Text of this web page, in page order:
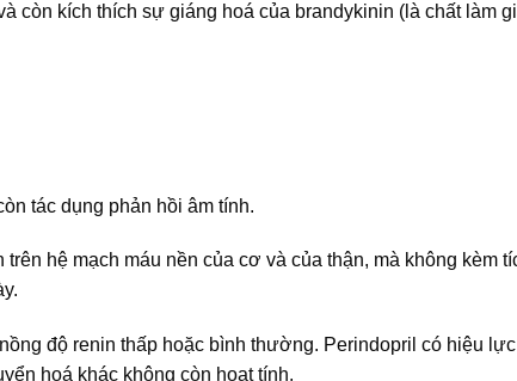
còn kích thích sự giáng hoá của brandykinin (là chất làm
tác dụng phản hồi âm tính.
hệ mạch máu nền của cơ và của thận, mà không kèm
độ renin thấp hoặc bình thường. Perindopril có hiệu
hoá khác không còn hoạt tính.